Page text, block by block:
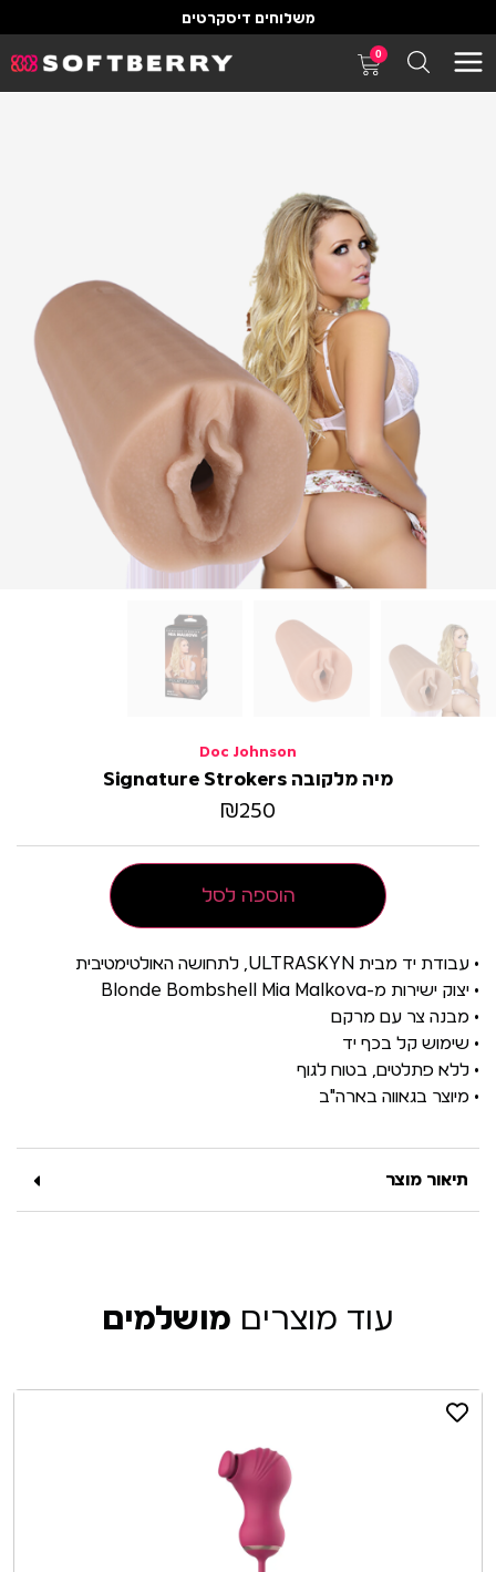
משלוחים דיסקרטים
0
Doc Johnson
מיה מלקובה Signature Strokers
₪250
הוספה לסל
• עבודת יד מבית ULTRASKYN, לתחושה האולטימטיבית
• יצוק ישירות מ-Blonde Bombshell Mia Malkova
• מבנה צר עם מרקם
• שימוש קל בכף יד
• ללא פתלטים, בטוח לגוף
• מיוצר בגאווה בארה"ב
תיאור מוצר
עוד מוצרים מושלמים